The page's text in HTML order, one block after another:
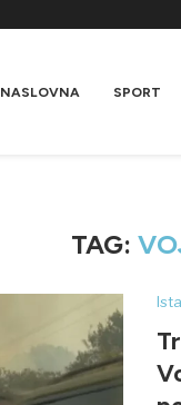
NASLOVNA SPORT
TAG: